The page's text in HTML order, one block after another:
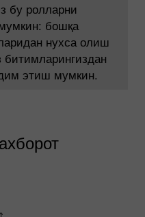
бу ролларни
бошқа
нухса олиш
битимларингиздан
этиш мумкин.